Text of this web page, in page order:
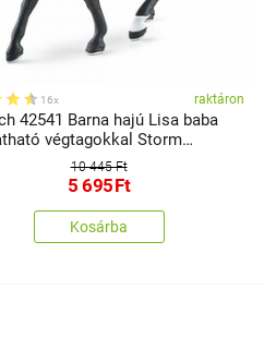
16x raktáron
42541 Barna hajú Lisa baba
végtagokkal Storm
10 445 Ft
5 695Ft
Kosárba